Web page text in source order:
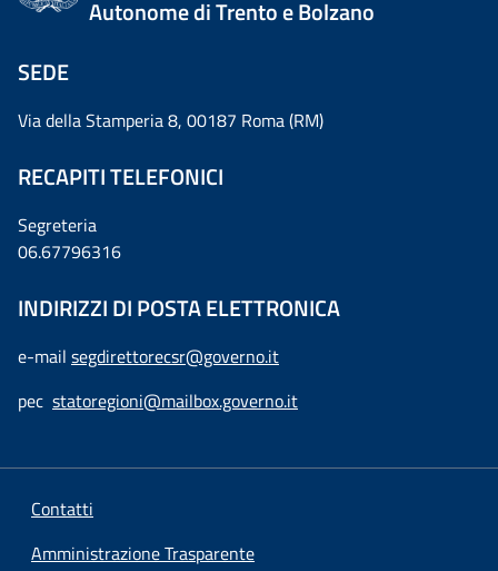
Autonome di Trento e Bolzano
SEDE
Via della Stamperia 8, 00187 Roma (RM)
RECAPITI TELEFONICI
Segreteria
06.67796316
INDIRIZZI DI POSTA ELETTRONICA
e-mail segdirettorecsr@governo.it
pec statoregioni@mailbox.governo.it
Contatti
Amministrazione Trasparente